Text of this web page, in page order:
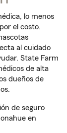
lo menos
el costo.
al cuidado
State Farm
de alta
dueños de
de seguro
en